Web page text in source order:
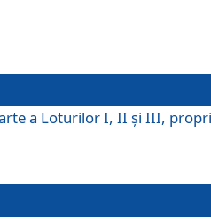
a Loturilor I, II și III,